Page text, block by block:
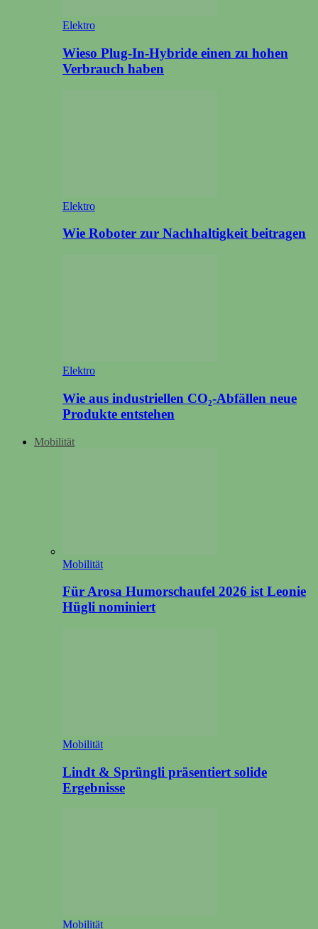
Elektro
Wieso Plug-In-Hybride einen zu hohen
Verbrauch haben
Elektro
Wie Roboter zur Nachhaltigkeit beitragen
Elektro
Wie aus industriellen CO₂-Abfällen neue
Produkte entstehen
Mobilität
Mobilität
Für Arosa Humorschaufel 2026 ist Leonie
Hügli nominiert
Mobilität
Lindt & Sprüngli präsentiert solide
Ergebnisse
Mobilität